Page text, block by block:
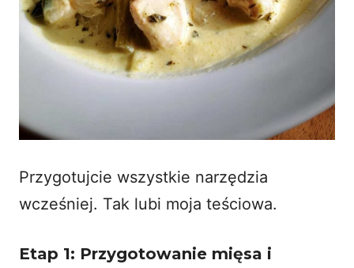
Przygotujcie wszystkie narzędzia
wcześniej. Tak lubi moja teściowa.
Etap 1: Przygotowanie mięsa i